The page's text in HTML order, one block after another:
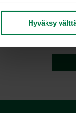
Hyväksy